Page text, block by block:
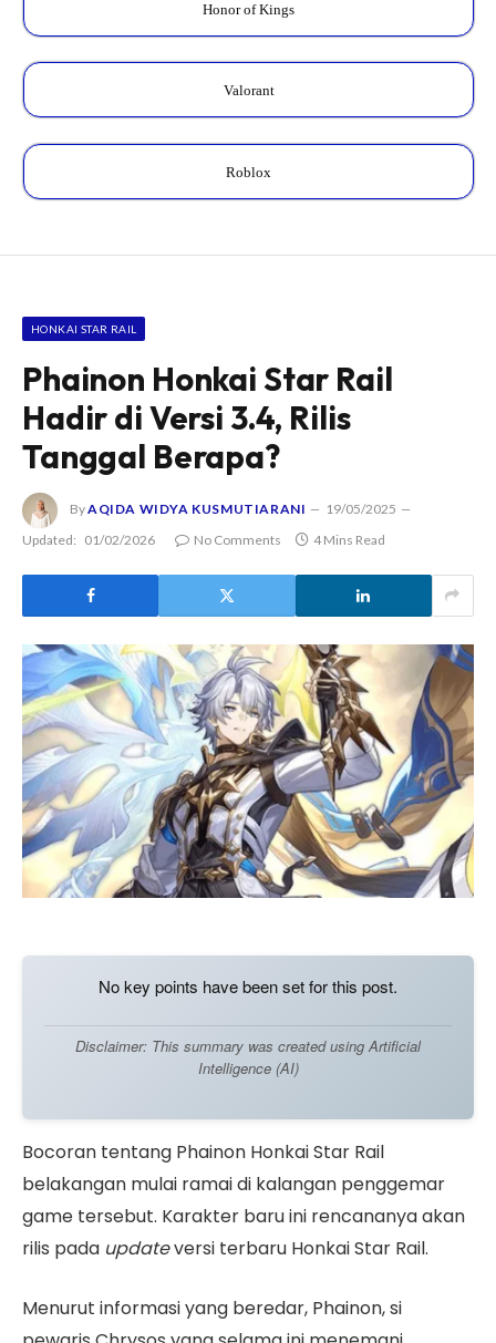
Honor of Kings
Valorant
Roblox
HONKAI STAR RAIL
Phainon Honkai Star Rail
Hadir di Versi 3.4, Rilis
Tanggal Berapa?
ByAQIDA WIDYA KUSMUTIARANI
19/05/2025
Updated: 01/02/2026 No Comments 4 Mins Read
No key points have been set for this post.
Disclaimer: This summary was created using Artificial
Intelligence (AI)
Bocoran tentang Phainon Honkai Star Rail
belakangan mulai ramai di kalangan penggemar
game tersebut. Karakter baru ini rencananya akan
rilis pada updateversi terbaru Honkai Star Rail.
Menurut informasi yang beredar, Phainon, si